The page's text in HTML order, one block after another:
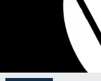
Türkiye